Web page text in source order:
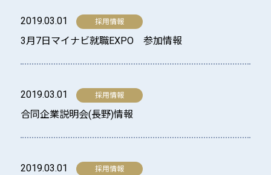
2019.03.01
3月7日マイナビ就職EXPO 参加情報
2019.03.01
合同企業説明会(長野)情報
2019.03.01